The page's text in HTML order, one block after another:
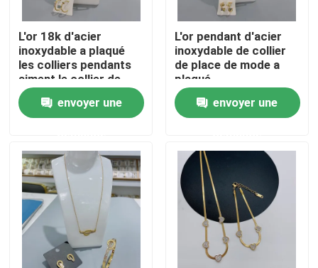
Contrôle de qualité
Contactez-nous
Cas
Bracelet en acier inoxydable en stock
Collier en acier inoxydable en stock
L'or 18k d'acier
inoxydable a plaqué
les colliers pendants
aiment le collier de
marque
envoyer une
L'or pendant d'acier
inoxydable de collier
de place de mode a
plaqué
envoyer une